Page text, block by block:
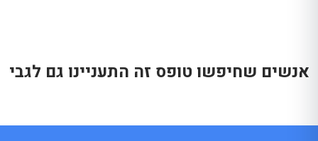
אנשים שחיפשו טופס זה התעניינו גם לגבי